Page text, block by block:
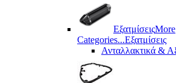
ΕξατμίσειςMore
Categories...Εξατμίσεις
Ανταλλακτικά &